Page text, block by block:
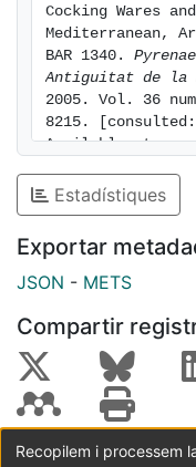
Cocking Wares
Mediterranean,
BAR 1340.
Antiguitat de la
2005. Vol. 36
8215.
Available at:
Estadístiques
Exportar
JSON - METS
Compartir
Recopilem i processem